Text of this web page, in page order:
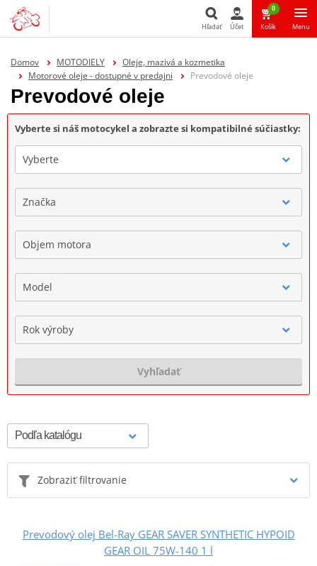
Hľadať Účet
0
Košík Menu
Domov MOTODIELY
Oleje, mazivá a kozmetika
Motorové oleje - dostupné v predajni
Prevodové oleje
Prevodové oleje
Vyberte si náš motocykel a zobrazte si kompatibilné súčiastky:
Vyberte
Značka
Objem motora
Model
Rok výroby
Vyhľadať
Zobraziť filtrovanie
Prevodový olej Bel-Ray GEAR SAVER SYNTHETIC HYPOID
GEAR OIL 75W-140 1 l